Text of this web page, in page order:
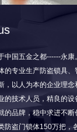
中国五金之都------永
的专业生产防盗锁具
，以人为本的企业理
的技术人员，精良的
的品牌，稳中求进不
防盗门锁体150万把，